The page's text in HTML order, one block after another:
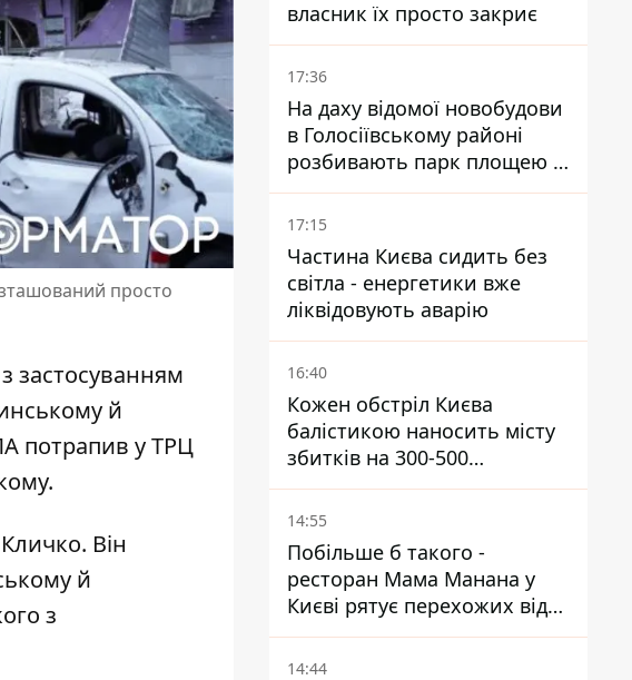
просто
застосуванням
й
потрапив у ТРЦ
Він
й
з
власник їх просто закриє
17:36
На даху відомої новобудови
в Голосіївському районі
розбивають парк площею в
гектар
17:15
Частина Києва сидить без
світла - енергетики вже
ліквідовують аварію
16:40
Кожен обстріл Києва
балістикою наносить місту
збитків на 300-500
мільйонів - Петро
Пантелеєв
14:55
Побільше б такого -
ресторан Мама Манана у
Києві рятує перехожих від
спеки
14:44